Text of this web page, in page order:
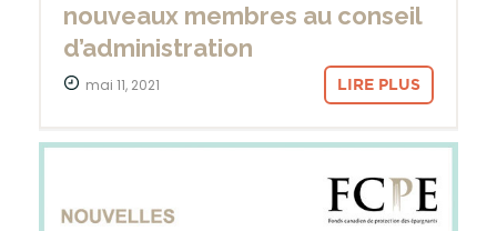
nouveaux membres au conseil
d’administration
mai 11, 2021 LIRE PLUS